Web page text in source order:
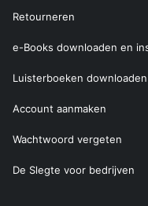
Retourneren
e-Books downloaden en
Luisterboeken
Account aanmaken
Wachtwoord vergeten
De Slegte voor bedrijven